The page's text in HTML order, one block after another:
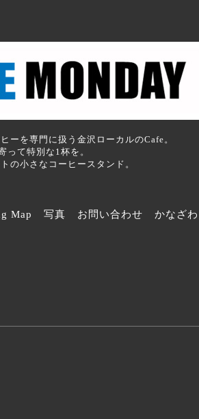
ーを専門に扱う金沢ローカルのCafe。
って特別な1杯を。
の小さなコーヒースタンド。
Map 写真 お問い合わせ かなざ